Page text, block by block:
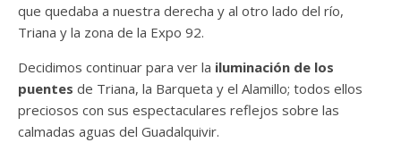
que quedaba a nuestra derecha y al otro lado del río,
Triana y la zona de la Expo 92.
Decidimos continuar para ver la iluminación de los
puentes de Triana, la Barqueta y el Alamillo; todos ellos
preciosos con sus espectaculares reflejos sobre las
calmadas aguas del Guadalquivir.